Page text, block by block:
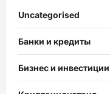
Uncategorised
Банки и кредиты
Бизнес и инвестиции